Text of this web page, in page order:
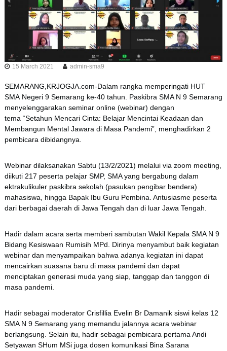
15 March 2021 admin-sma9
SEMARANG,KRJOGJA.com-Dalam rangka memperingati HUT
SMA Negeri 9 Semarang ke-40 tahun. Paskibra SMA N 9 Semarang
menyelenggarakan seminar online (webinar) dengan
tema “Setahun Mencari Cinta: Belajar Mencintai Keadaan dan
Membangun Mental Jawara di Masa Pandemi”, menghadirkan 2
pembicara dibidangnya.
Webinar dilaksanakan Sabtu (13/2/2021) melalui via zoom meeting,
diikuti 217 peserta pelajar SMP, SMA yang bergabung dalam
ektrakulikuler paskibra sekolah (pasukan pengibar bendera)
mahasiswa, hingga Bapak Ibu Guru Pembina. Antusiasme peserta
dari berbagai daerah di Jawa Tengah dan di luar Jawa Tengah.
Hadir dalam acara serta memberi sambutan Wakil Kepala SMA N 9
Bidang Kesiswaan Rumisih MPd. Dirinya menyambut baik kegiatan
webinar dan menyampaikan bahwa adanya kegiatan ini dapat
mencairkan suasana baru di masa pandemi dan dapat
menciptakan generasi muda yang siap, tanggap dan tanggon di
masa pandemi.
Hadir sebagai moderator Crisfillia Evelin Br Damanik siswi kelas 12
SMA N 9 Semarang yang memandu jalannya acara webinar
berlangsung. Selain itu, hadir sebagai pembicara pertama Andi
Setyawan SHum MSi juga dosen komunikasi Bina Sarana